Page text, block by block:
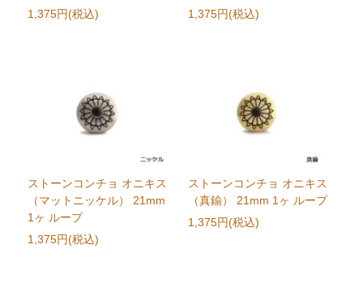
1,375円(税込)
1,375円(税込)
ストーンコンチョ オニキス
（マットニッケル） 21mm
1ヶ ループ
1,375円(税込)
ストーンコンチョ オニキス
（真鍮） 21mm 1ヶ ループ
1,375円(税込)